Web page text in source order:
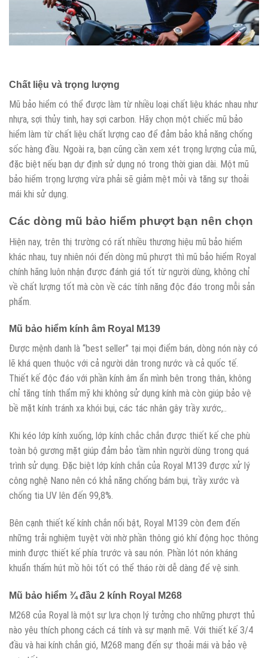
Chất liệu và trọng lượng
Mũ bảo hiểm có thể được làm từ nhiều loại chất liệu khác nhau như
nhựa, sợi thủy tinh, hay sợi carbon. Hãy chọn một chiếc mũ bảo
hiểm làm từ chất liệu chất lượng cao để đảm bảo khả năng chống
sốc hàng đầu. Ngoài ra, bạn cũng cần xem xét trọng lượng của mũ,
đặc biệt nếu bạn dự định sử dụng nó trong thời gian dài. Một mũ
bảo hiểm trọng lượng vừa phải sẽ giảm mệt mỏi và tăng sự thoải
mái khi sử dụng.
Các dòng mũ bảo hiểm phượt bạn nên chọn
Hiện nay, trên thị trường có rất nhiều thương hiệu mũ bảo hiểm
khác nhau, tuy nhiên nói đến dòng mũ phượt thì mũ bảo hiểm Royal
chính hãng luôn nhận được đánh giá tốt từ người dùng, không chỉ
về chất lượng tốt mà còn về các tính năng độc đáo trong mỗi sản
phẩm.
Mũ bảo hiểm kính âm Royal M139
Được mệnh danh là “best seller” tại mọi điểm bán, dòng nón này có
lẽ khá quen thuộc với cả người dân trong nước và cả quốc tế.
Thiết kế độc đáo với phần kính âm ẩn mình bên trong thân, không
chỉ tăng tính thẩm mỹ khi không sử dụng kính mà còn giúp bảo vệ
bề mặt kính tránh xa khói bụi, các tác nhân gây trầy xước,..
Khi kéo lớp kính xuống, lớp kính chắc chắn được thiết kế che phù
toàn bộ gương mặt giúp đảm bảo tầm nhìn người dùng trong quá
trình sử dụng. Đặc biệt lớp kính chắn của Royal M139 được xử lý
công nghệ Nano nên có khả năng chống bám bụi, trầy xước và
chống tia UV lên đến 99,8%.
Bên cạnh thiết kế kính chắn nổi bật, Royal M139 còn đem đến
những trải nghiệm tuyệt vời nhờ phần thông gió khí động học thông
minh được thiết kế phía trước và sau nón. Phần lót nón kháng
khuẩn thấm hút mồ hôi tốt có thể tháo rời dễ dàng để vệ sinh.
Mũ bảo hiểm ¾ đầu 2 kính Royal M268
M268 của Royal là một sự lựa chọn lý tưởng cho những phượt thủ
nào yêu thích phong cách cá tính và sự mạnh mẽ. Với thiết kế 3/4
đầu và hai kính chắn gió, M268 mang đến sự thoải mái và bảo vệ